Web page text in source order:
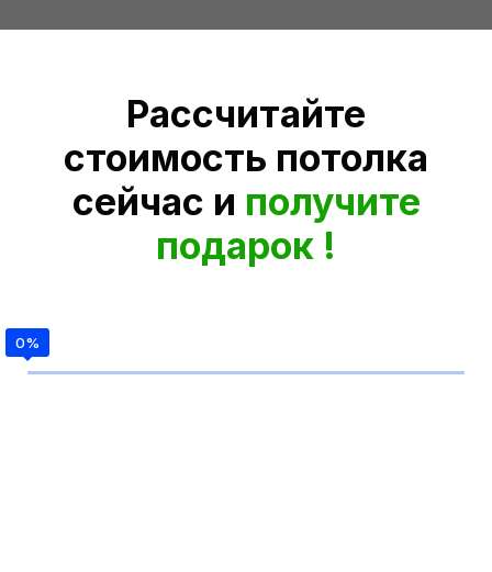
Рассчитайте
стоимость потолка
сейчас и получите
подарок !